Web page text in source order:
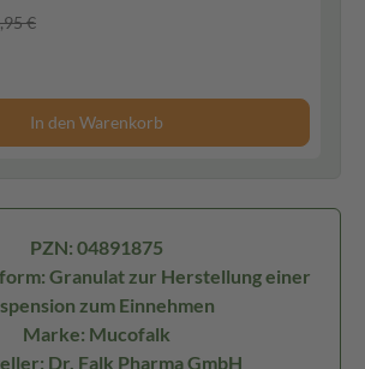
€
In den Warenkorb
PZN: 04891875
Granulat zur Herstellung einer
zum Einnehmen
Marke: Mucofalk
Dr. Falk Pharma GmbH